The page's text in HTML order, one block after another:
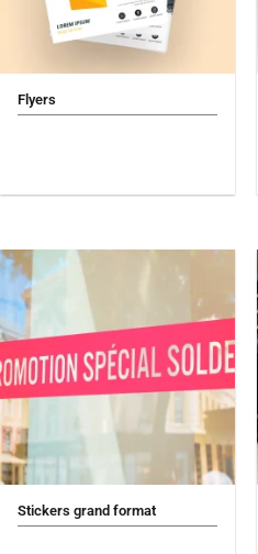
Flyers
Stickers grand format